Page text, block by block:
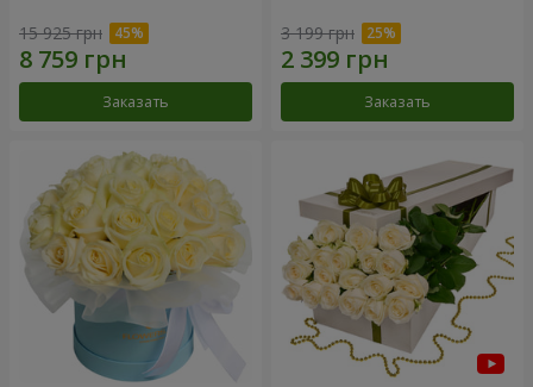
15 925 грн
Заказать
3 199 грн
Заказать